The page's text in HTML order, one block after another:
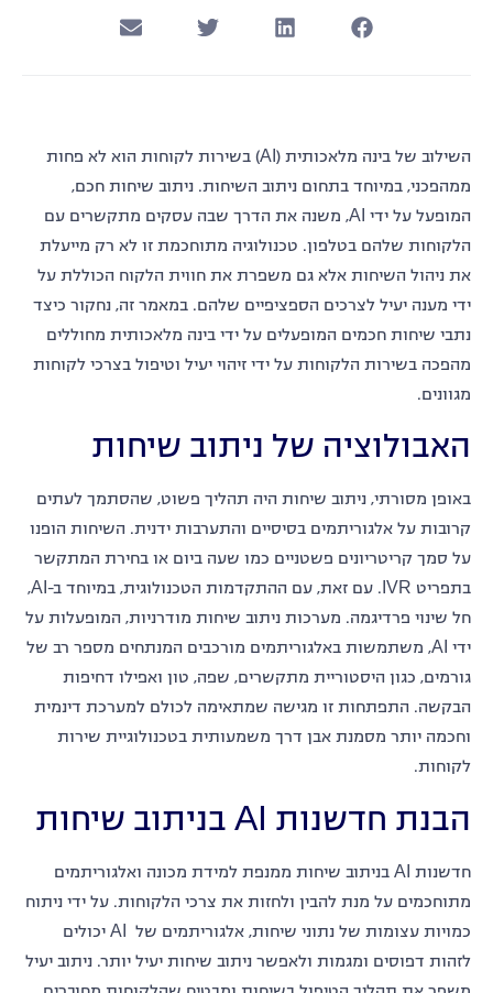
השילוב של בינה מלאכותית (AI) בשירות לקוחות הוא לא פחות
ממהפכני, במיוחד בתחום ניתוב השיחות. ניתוב שיחות חכם,
המופעל על ידי AI, משנה את הדרך שבה עסקים מתקשרים עם
הלקוחות שלהם בטלפון. טכנולוגיה מתוחכמת זו לא רק מייעלת
את ניהול השיחות אלא גם משפרת את חווית הלקוח הכוללת על
ידי מענה יעיל לצרכים הספציפיים שלהם. במאמר זה, נחקור כיצד
נתבי שיחות חכמים המופעלים על ידי בינה מלאכותית מחוללים
מהפכה בשירות הלקוחות על ידי זיהוי יעיל וטיפול בצרכי לקוחות
מגוונים.
האבולוציה של ניתוב שיחות
באופן מסורתי, ניתוב שיחות היה תהליך פשוט, שהסתמך לעתים
קרובות על אלגוריתמים בסיסיים והתערבות ידנית. השיחות הופנו
על סמך קריטריונים פשטניים כמו שעה ביום או בחירת המתקשר
בתפריט IVR. עם זאת, עם ההתקדמות הטכנולוגית, במיוחד ב-AI,
חל שינוי פרדיגמה. מערכות ניתוב שיחות מודרניות, המופעלות על
ידי AI, משתמשות באלגוריתמים מורכבים המנתחים מספר רב של
גורמים, כגון היסטוריית מתקשרים, שפה, טון ואפילו דחיפות
הבקשה. התפתחות זו מגישה שמתאימה לכולם למערכת דינמית
וחכמה יותר מסמנת אבן דרך משמעותית בטכנולוגיית שירות
לקוחות.
הבנת חדשנות AI בניתוב שיחות
חדשנות AI בניתוב שיחות ממנפת למידת מכונה ואלגוריתמים
מתוחכמים על מנת להבין ולחזות את צרכי הלקוחות. על ידי ניתוח
כמויות עצומות של נתוני שיחות, אלגוריתמים של AI יכולים
לזהות דפוסים ומגמות ולאפשר ניתוב שיחות יעיל יותר. ניתוב יעיל